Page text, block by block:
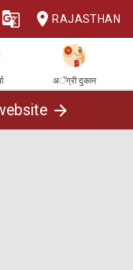
RAJASTHAN
अॅग्री दुकान